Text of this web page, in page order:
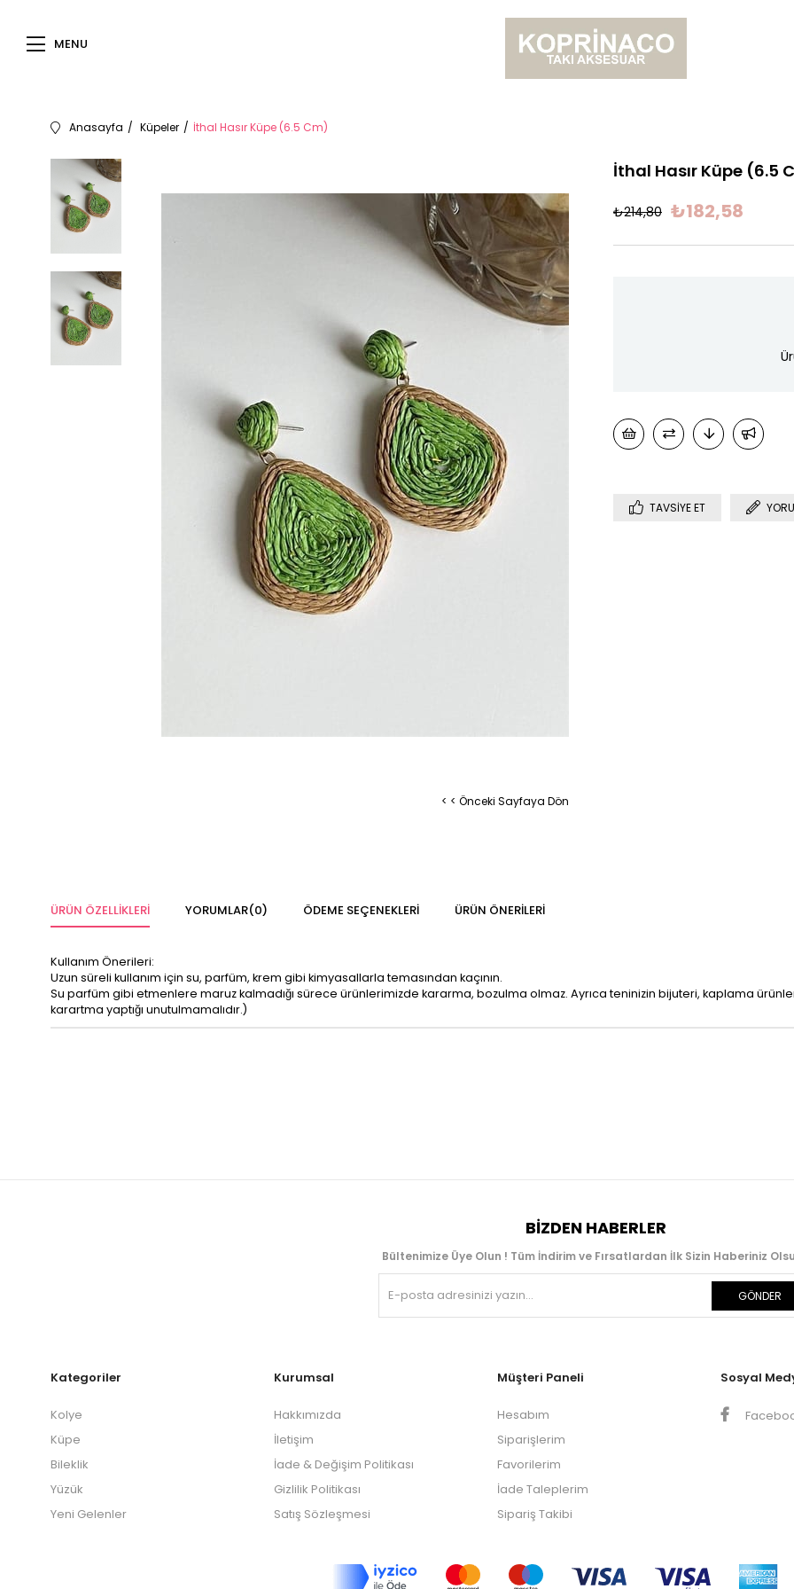
MENU
Anasayfa Küpeler İthal Hasır Küpe (6.5 Cm)
< < Önceki Sayfaya Dön
İthal Hasır Küpe (6.5
₺214,80 ₺182,58
TAVSIYE ET
ÜRÜN ÖZELLIKLERI YORUMLAR(0) ÖDEME SEÇENEKLERI ÜRÜN ÖNERILERI
Kullanım Önerileri:
Uzun süreli kullanım için su, parfüm, krem gibi kimyasallarla temasından kaçının.
Su parfüm gibi etmenlere maruz kalmadığı sürece ürünlerimizde kararma, bozulma olmaz. Ayrıca teninizin bijuteri, kaplama
karartma yaptığı unutulmamalıdır.)
BIZDEN HABERLER
Bültenimize Üye Olun ! Tüm İndirim ve Fırsatlardan İlk Sizin Haberiniz
GÖNDER
Kategoriler
Kolye
Küpe
Bileklik
Yüzük
Yeni Gelenler
Kurumsal
Hakkımızda
İletişim
İade & Değişim Politikası
Gizlilik Politikası
Satış Sözleşmesi
Müşteri Paneli
Hesabım
Siparişlerim
Favorilerim
İade Taleplerim
Sipariş Takibi
Sosyal